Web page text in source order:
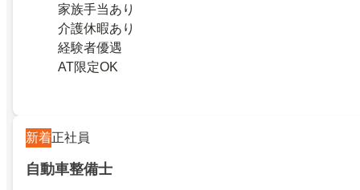
家族手当あり
介護休暇あり
経験者優遇
AT限定OK
新着正社員
自動車整備士